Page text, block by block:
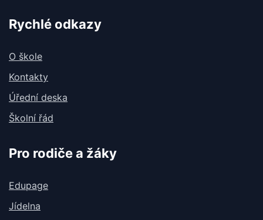
Rychlé odkazy
O škole
Kontakty
Úřední deska
Školní řád
Pro rodiče a žáky
Edupage
Jídelna